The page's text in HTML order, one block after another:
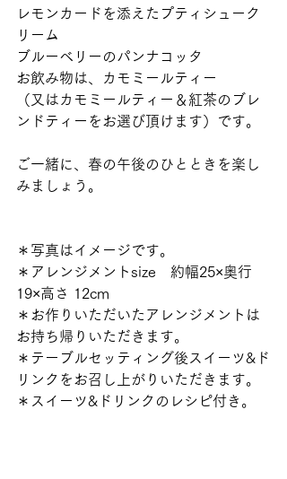
レモンカードを添えたプティシューク
リーム
ブルーベリーのパンナコッタ
お飲み物は、カモミールティー
（又はカモミールティー＆紅茶のブレ
ンドティーをお選び頂けます）です。
ご一緒に、春の午後のひとときを楽し
みましょう。
＊写真はイメージです。
＊アレンジメントsize　約幅25×奥行
19×高さ 12cm
＊お作りいただいたアレンジメントは
お持ち帰りいただきます。
＊テーブルセッティング後スイーツ&ド
リンクをお召し上がりいただきます。
＊スイーツ&ドリンクのレシピ付き。